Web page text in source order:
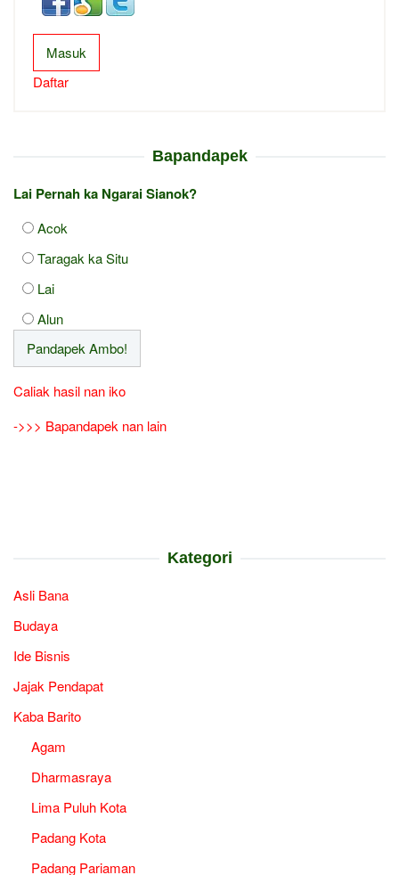
Masuk
Daftar
Bapandapek
Lai Pernah ka Ngarai Sianok?
Acok
Taragak ka Situ
Lai
Alun
Caliak hasil nan iko
->>> Bapandapek nan lain
Kategori
Asli Bana
Budaya
Ide Bisnis
Jajak Pendapat
Kaba Barito
Agam
Dharmasraya
Lima Puluh Kota
Padang Kota
Padang Pariaman